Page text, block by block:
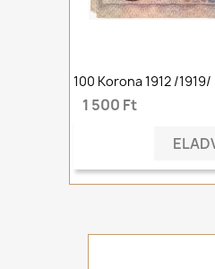
100 Korona 1912 /
1 500 Ft